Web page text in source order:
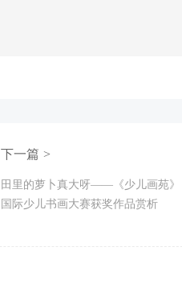
下一篇 >
田里的萝卜真大呀——《少儿画苑》
国际少儿书画大赛获奖作品赏析